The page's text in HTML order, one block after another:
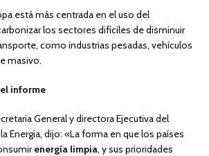
está más centrada en el uso del
los sectores difíciles de disminuir
como industrias pesadas, vehículos
masivo.
informe
General y directora Ejecutiva del
Energía, dijo: «La forma en que los países
energía limpia, y sus prioridades